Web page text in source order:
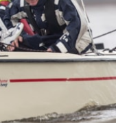
Zoeken